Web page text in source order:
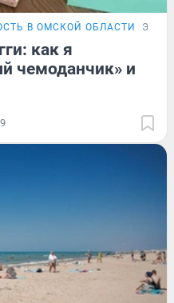
В ОМСКОЙ ОБЛАСТИ
как я
чемоданчик» и